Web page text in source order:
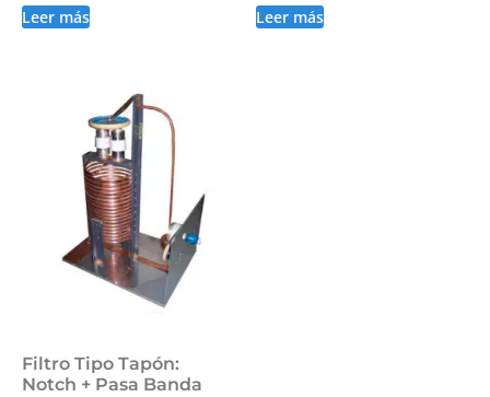
Leer más Leer más
Filtro Tipo Tapón:
Notch + Pasa Banda